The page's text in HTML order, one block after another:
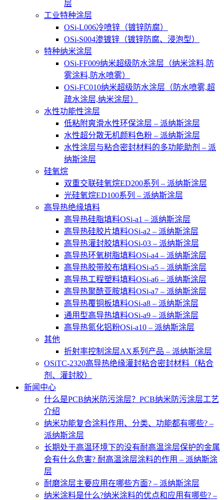
层
工业特种涂层
OSi-L006冷喷锌（镀锌防腐）
OSi-S004渗镀锌（镀锌防腐、浸泡型）
特种纳米涂层
OSi-FF009纳米超级防水涂层（纳米涂料,防
雾涂料,防水喷雾）
OSi-FC010纳米超级防水涂层（防水喷雾,超
疏水涂层,纳米涂层）
水性功能性涂层
低粘附爽滑水性环保涂层 – 派纳斯涂层
水性超分散无机颜料色粉 – 派纳斯涂层
水性涂层与粘合密封材料的多功能助剂 – 派
纳斯涂层
硅氧烷
双重交联硅氧烷ED200系列 – 派纳斯涂层
光硅氧烷ED100系列 – 派纳斯涂层
高导热绝缘填料
高导热硅脂填料OSi-a1 – 派纳斯涂层
高导热硅胶片填料OSi-a2 – 派纳斯涂层
高导热灌封胶填料OSi-03 – 派纳斯涂层
高导热环氧树脂填料OSi-a4 – 派纳斯涂层
高导热胶带胶布填料OSi-a5 – 派纳斯涂层
高导热工程塑料填料OSi-a6 – 派纳斯涂层
高导热聚酰亚胺填料OSi-a7 – 派纳斯涂层
高导热覆铜板填料OSi-a8 – 派纳斯涂层
通用型高导热填料OSi-a9 – 派纳斯涂层
高导热氮化铝粉OSi-a10 – 派纳斯涂层
其他
折射率控制涂层AX系列产品 – 派纳斯涂层
OSiTC-2320高导热绝缘灌封粘合密封材料（粘合
剂、灌封胶）
新闻中心
什么是PCB纳米防污涂层？PCB纳米防污涂层工艺
介绍
纳米功能复合涂料作用、分类、功能都有哪些? –
派纳斯涂层
长期处于高温环境下的没有耐高温涂层保护的金属
会有什么危害? 耐高温涂层涂料的作用 – 派纳斯涂
层
耐磨涂层主要应用在哪些方面? – 派纳斯涂层
纳米涂料是什么?纳米涂料的优点和应用有哪些? –